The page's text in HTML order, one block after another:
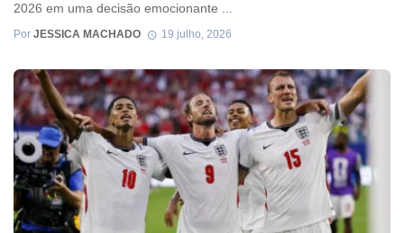
2026 em uma decisão emocionante ...
Por JESSICA MACHADO 19 julho, 2026